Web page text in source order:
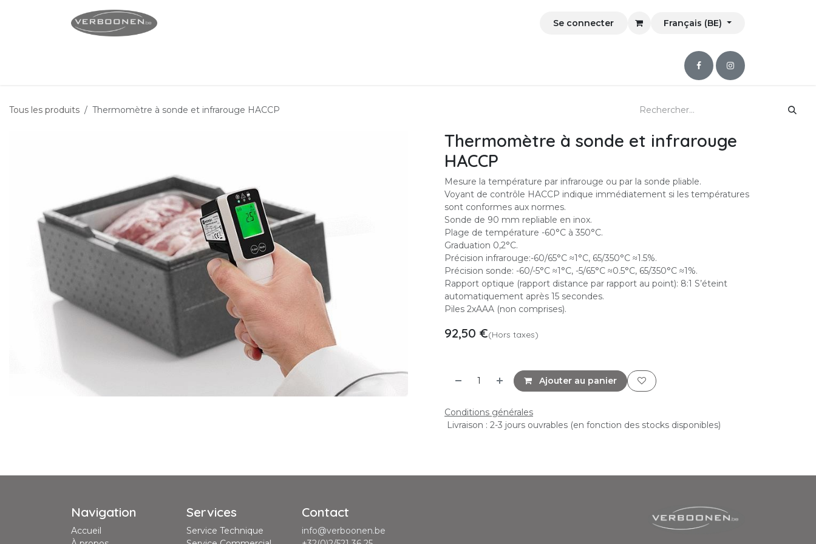
Se connecter Français (BE)
Tous les produits Thermomètre à sonde et infrarouge HACCP
Thermomètre à sonde et infrarouge
HACCP
Mesure la température par infrarouge ou par la sonde pliable.
Voyant de contrôle HACCP indique immédiatement si les températures
sont conformes aux normes.
Sonde de 90 mm repliable en inox.
Plage de température -60°C à 350°C.
Graduation 0,2°C.
Précision infrarouge:-60/65°C ≈1°C, 65/350°C ≈1.5%.
Précision sonde: -60/-5°C ≈1°C, -5/65°C ≈0.5°C, 65/350°C ≈1%.
Rapport optique (rapport distance par rapport au point): 8:1 S’éteint
automatiquement après 15 secondes.
Piles 2xAAA (non comprises).
92,50 €(Hors taxes)
Ajouter au panier
Conditions générales
Livraison : 2-3 jours ouvrables (en fonction des stocks disponibles)
Navigation
Accueil
Services
Service Technique
Contact
info@verboonen.be